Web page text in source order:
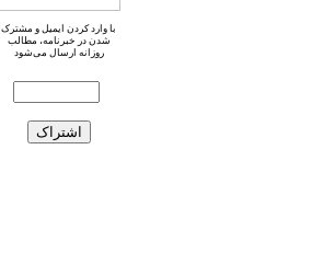
با وارد کردن ایمیل و مشترک
شدن در خبرنامه، مطالب
روزانه ارسال می‌شود